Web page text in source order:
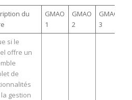
du
GMAO
1
GMAO
2
GMAO
3
si le
offre un
de
gestion